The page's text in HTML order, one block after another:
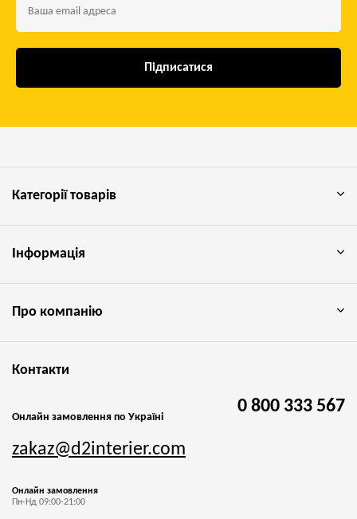
Підписатися
Категорії товарів
Інформація
Про компанію
Контакти
Онлайн замовлення по Україні
0 800 333 567
zakaz@d2interier.com
Онлайн замовлення
Пн-Нд 09:00-21:00